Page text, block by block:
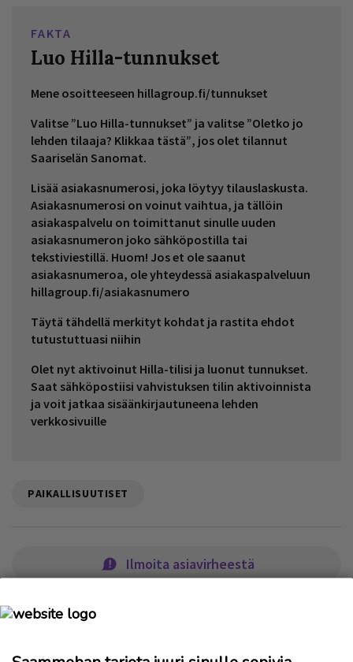
FAKTA
Luo Hilla-tunnukset
Mene osoitteeseen hillagroup.fi/tunnukset
Valitse ”Luo Hilla-tunnukset” ja valitse ”Oletko jo
lehden tilaaja? Klikkaa tästä”, jos olet tilannut
Saariselän Sanomat.
Lisää asiakasnumerosi, joka löytyy tilauslaskusta.
Asiakasnumerosi on voinut vaihtua, ja tällöin
asiakaspalvelu on toimittanut sinulle uuden
asiakasnumeron joko sähköpostilla tai
tekstiviestillä. Huom! Jos et ole saanut
asiakasnumeroa, ole yhteydessä asiakaspalveluun
hillagroup.fi/asiakasnumero
Täytä tähdellä merkityt kohdat ja rastita ehdot
tutustuttuasi niihin
Olet nyt aktivoinut Hilla-tilisi ja luonut tunnukset.
Saat sähköpostiisi vahvistuksen tilin aktivoinnista
ja voit jatkaa sisäänkirjautuneena lehden
verkkosivuille
PAIKALLISUUTISET
Ilmoita asiavirheestä